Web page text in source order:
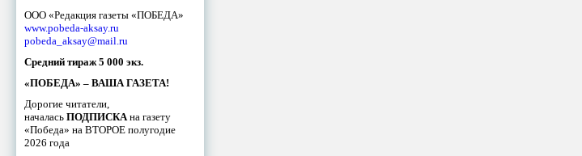
ООО «Редакция газеты «ПОБЕДА»
www.pobeda-aksay.ru
pobeda_aksay@mail.ru
Средний тираж 5 000 экз.
«ПОБЕДА» – ВАША ГАЗЕТА!
Дорогие читатели,
началась ПОДПИСКА на газету
«Победа» на ВТОРОЕ полугодие
2026 года